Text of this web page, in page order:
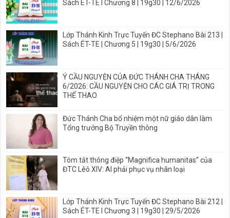
Sách ÉT-TE I Chương 8 | 19g30 | 12/6/2026
Lớp Thánh Kinh Trực Tuyến ĐC Stephano Bài 213 |
Sách ÉT-TE | Chương 5 | 19g30 | 5/6/2026
Ý CẦU NGUYỆN CỦA ĐỨC THÁNH CHA THÁNG
6/2026: CẦU NGUYỆN CHO CÁC GIÁ TRỊ TRONG
THỂ THAO
Đức Thánh Cha bổ nhiệm một nữ giáo dân làm
Tổng trưởng Bộ Truyền thông
Tóm tắt thông điệp “Magnifica humanitas” của
ĐTC Lêô XIV: AI phải phục vụ nhân loại
Lớp Thánh Kinh Trực Tuyến ĐC Stephano Bài 212 |
Sách ÉT-TE I Chương 3 | 19g30 | 29/5/2026